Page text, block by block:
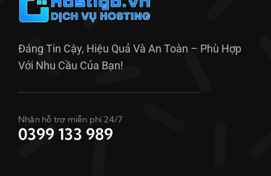
Đáng Tin Cậy, Hiệu Quả Và An Toàn – Phù Hợp
Với Nhu Cầu Của Bạn!
Nhận hỗ trợ miễn phí 24/7
0399 133 989